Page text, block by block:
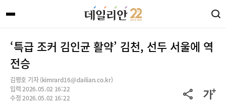
‘특급 조커 김인균 활약’ 김천, 선두 서울에 역
전승
김평호 기자 (kimrard16@dailian.co.kr)
입력 2026.05.02 16:22
수정 2026.05.02 16:22